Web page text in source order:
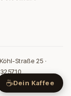
Straße 25 ·
☕Dein Kaffee